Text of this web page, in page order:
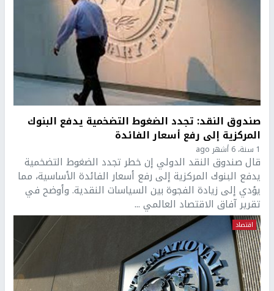
صندوق النقد: تجدد الضغوط التضخمية يدفع البنوك
المركزية إلى رفع أسعار الفائدة
1 سنة، 6 أشهر ago
قال صندوق النقد الدولي إن خطر تجدد الضغوط التضخمية
يدفع البنوك المركزية إلى رفع أسعار الفائدة الأساسية، مما
يؤدي إلى زيادة الفجوة بين السياسات النقدية. وأوضح في
تقرير آفاق الاقتصاد العالمي ...
اقتصاد